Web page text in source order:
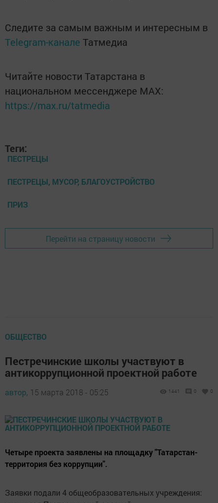
Следите за самым важным и интересным в
Telegram-канале Татмедиа
Читайте новости Татарстана в
национальном мессенджере MАХ:
https://max.ru/tatmedia
Теги:
ПЕСТРЕЦЫ
ПЕСТРЕЦЫ, МУСОР, БЛАГОУСТРОЙСТВО
ПРИЗ
Перейти на страницу новости
ОБЩЕСТВО
Пестречинские школы участвуют в
антикоррупционной проектной работе
автор, 15 марта 2018 - 05:25 1441 0 0
Четыре проекта заявлены на площадку "Татарстан-
территория без коррупции".
Заявки подали 4 общеобразовательных учреждения: